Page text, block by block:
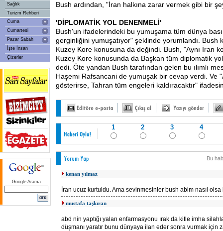
Sağlık
Turizm Rehberi
Cuma
Cumartesi
Pazar Sabah
İşte İnsan
Çizerler
Google Arama
Bush ardından, "İran halkına zarar vermek gibi bir
'DİPLOMATİK YOL DENENMELİ'
Bush'un ifadelerindeki bu yumuşama tüm dünya
gerginliğini yumuşatıyor" şeklinde yorumlandı. Bush
Kuzey Kore konusuna da değindi. Bush, "Aynı İran
Kuzey Kore konusunda da Başkan tüm diplomatik
dedi. Öte yandan Bush tarafından gelen bu ılımlı
Haşemi Rafsancani de yumuşak bir cevap verdi. Ve
gösterirse, Tahran tüm engeleri kaldıracaktır"
1 2 3 4
Bu
kenan yılmaz
İran ucuz kurtuldu. Ama sevinmesinler bush abim nasıl
mustafa taşkıran
abd nin yaptığı yalan enfarmasyonu ırak da kitle imha
düşmanı yaratır bunu dünyaya ilan eder sonra vurmak için